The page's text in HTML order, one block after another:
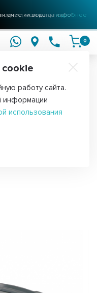
очистки воды подробнее
0
Манжеты люка для
машины
работу сайта.
информации
использования